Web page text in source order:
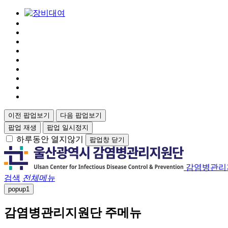
이전 팝업보기
다음 팝업보기
팝업 재생
팝업 일시정지
하루동안 열지않기 팝업창 닫기
감염병관
검색 전체메뉴
popup1
감염병관리지원단 주메뉴